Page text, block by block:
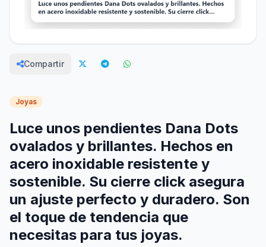
Compartir
Joyas
Luce unos pendientes Dana Dots
ovalados y brillantes. Hechos en
acero inoxidable resistente y
sostenible. Su cierre click asegura
un ajuste perfecto y duradero. Son
el toque de tendencia que
necesitas para tus joyas.